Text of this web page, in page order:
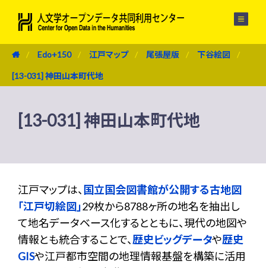
Edo+150 江戸マップ 尾張屋版 下谷絵図
[13-031] 神田山本町代地
[13-031] 神田山本町代地
江戸マップは、 国立国会図書館が公開する古地図
「江戸切絵図」29枚から8788ヶ所の地名を抽出し
て地名データベース化するとともに、現代の地図や
情報とも統合することで、歴史ビッグデータや歴史
GISや江戸都市空間の地理情報基盤を構築に活用